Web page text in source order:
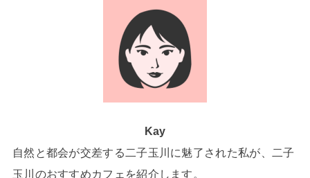
Kay
自然と都会が交差する二子玉川に魅了された私が、二子
玉川のおすすめカフェを紹介します。